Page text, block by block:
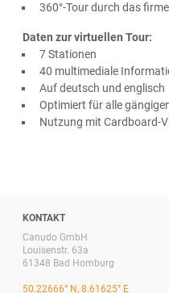
360°-Tour durch das
Daten zur virtuellen Tour:
7 Stationen
40 multimediale
Auf deutsch und englisch
Optimiert für alle
Nutzung mit Cardboard-
KONTAKT
Canudo GmbH
Louisenstr. 63a
61348 Bad Homburg
50.22666° N, 8.61625° E